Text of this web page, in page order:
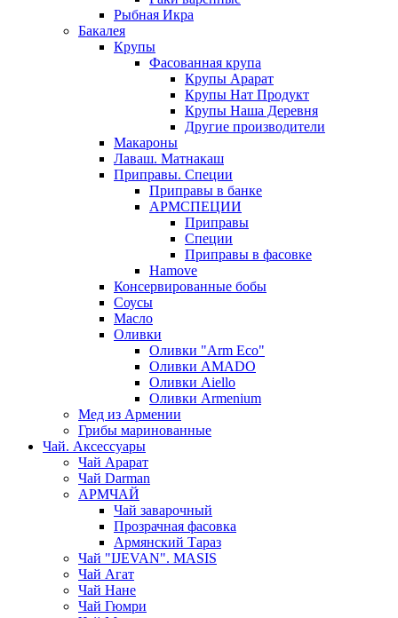
Рыбная Икра
Бакалея
Крупы
Фасованная крупа
Крупы Арарат
Крупы Нат Продукт
Крупы Наша Деревня
Другие производители
Макароны
Лаваш. Матнакаш
Приправы. Специи
Приправы в банке
АРМСПЕЦИИ
Приправы
Специи
Приправы в фасовке
Hamove
Консервированные бобы
Соусы
Масло
Оливки
Оливки "Arm Eco"
Оливки AMADO
Оливки Aiello
Оливки Armenium
Мед из Армении
Грибы маринованные
Чай. Аксессуары
Чай Арарат
Чай Darman
АРМЧАЙ
Чай заварочный
Прозрачная фасовка
Армянский Тараз
Чай "IJEVAN". MASIS
Чай Агат
Чай Нане
Чай Гюмри